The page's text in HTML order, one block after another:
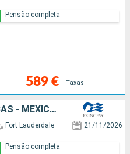
589 € +Taxas
Pensão completa
HONDURAS, BELIZE, CARAIBAS - MEXICO, ILHAS TURCAS E CAICOS, REPÚBLICA DOMINICANA, BAHAMAS, ESTADOS UNIDOS
Fort Lauderdale 21/11/2026
Pensão completa